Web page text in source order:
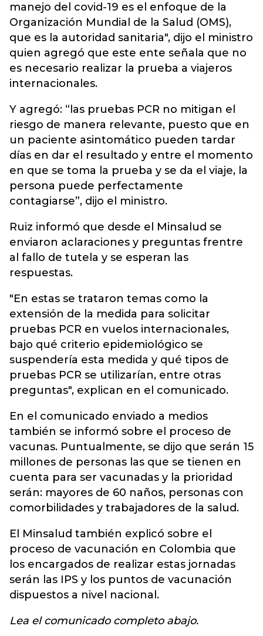
manejo del covid-19 es el enfoque de la
Organización Mundial de la Salud (OMS),
que es la autoridad sanitaria", dijo el ministro
quien agregó que este ente señala que no
es necesario realizar la prueba a viajeros
internacionales.
Y agregó: “las pruebas PCR no mitigan el
riesgo de manera relevante, puesto que en
un paciente asintomático pueden tardar
días en dar el resultado y entre el momento
en que se toma la prueba y se da el viaje, la
persona puede perfectamente
contagiarse”, dijo el ministro.
Ruiz informó que desde el Minsalud se
enviaron aclaraciones y preguntas frentre
al fallo de tutela y se esperan las
respuestas.
"En estas se trataron temas como la
extensión de la medida para solicitar
pruebas PCR en vuelos internacionales,
bajo qué criterio epidemiológico se
suspendería esta medida y qué tipos de
pruebas PCR se utilizarían, entre otras
preguntas", explican en el comunicado.
En el comunicado enviado a medios
también se informó sobre el proceso de
vacunas. Puntualmente, se dijo que serán 15
millones de personas las que se tienen en
cuenta para ser vacunadas y la prioridad
serán: mayores de 60 naños, personas con
comorbilidades y trabajadores de la salud.
El Minsalud también explicó sobre el
proceso de vacunación en Colombia que
los encargados de realizar estas jornadas
serán las IPS y los puntos de vacunación
dispuestos a nivel nacional.
Lea el comunicado completo abajo.